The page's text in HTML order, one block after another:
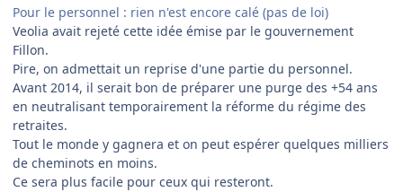
Pour le personnel : rien n'est encore calé (pas de loi)
Veolia avait rejeté cette idée émise par le gouvernement
Fillon.
Pire, on admettait un reprise d'une partie du personnel.
Avant 2014, il serait bon de préparer une purge des +54 ans
en neutralisant temporairement la réforme du régime des
retraites.
Tout le monde y gagnera et on peut espérer quelques milliers
de cheminots en moins.
Ce sera plus facile pour ceux qui resteront.